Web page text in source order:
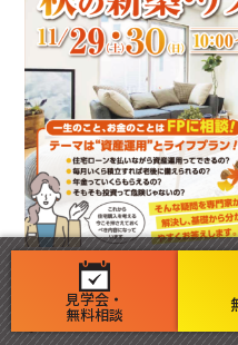
見学会・
無料相談
現在新築やリフォームなど
ク千里」が【秋の新築･リ